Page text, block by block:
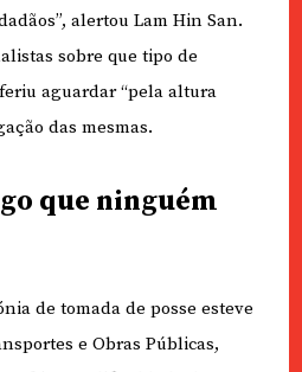
alertou Lam Hin San.
sobre que tipo de
aguardar “pela altura
das mesmas.
que ninguém
de tomada de posse esteve
e Obras Públicas,